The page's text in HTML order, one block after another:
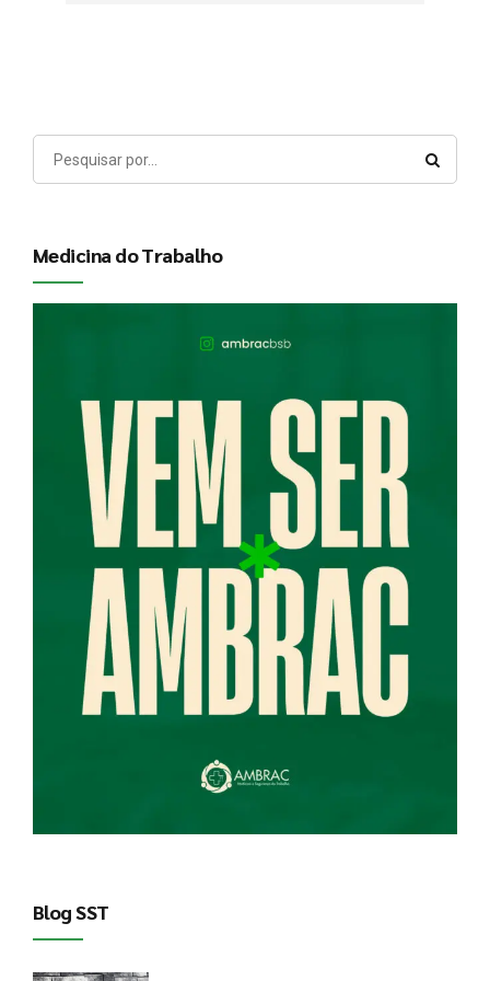
trabalhista, fiscal e ocupacional. A NR-15...
Medicina do Trabalho
Blog SST